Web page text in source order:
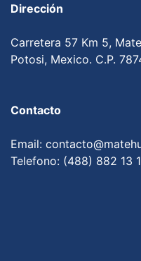
Dirección
Carretera 57 Km 5,
Potosi, Mexico. C.P.
Contacto
Email:
Telefono: (488) 882 13